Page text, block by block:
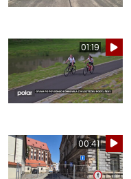
01:19
00:41